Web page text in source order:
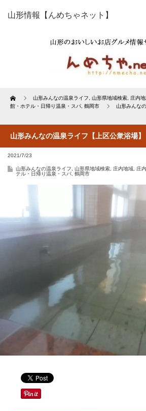
山形情報【んめちゃネット】
Home 山形みんなの温泉ライフ 山形県地域検索 庄内
館・ホテル・日帰り温泉・スパ 鶴岡市 山形みんな
山形みんなの温泉ライフ【上区公衆浴場】
2021/7/23
山形みんなの温泉ライフ 山形県地域検索 庄内地域 庄
テル・日帰り温泉・スパ 鶴岡市